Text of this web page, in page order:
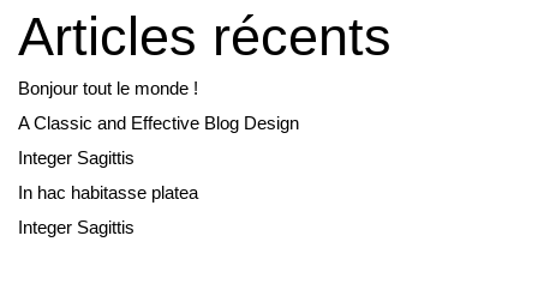
Articles récents
Bonjour tout le monde !
A Classic and Effective Blog Design
Integer Sagittis
In hac habitasse platea
Integer Sagittis